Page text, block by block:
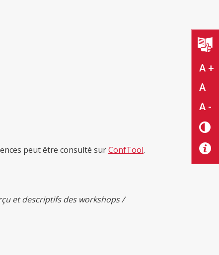
A +
A
A -
peut être consulté surConfTool.
et descriptifs des workshops /